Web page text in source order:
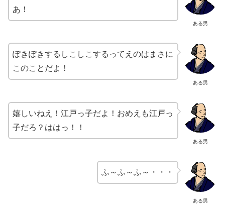
ある男
あ！
ある男
ぽきぽきするしこしこするってえのはまさに
このことだよ！
ある男
嬉しいねえ！江戸っ子だよ！おめえも江戸っ
子だろ？ははっ！！
ある男
ふ～ふ～ふ～・・・